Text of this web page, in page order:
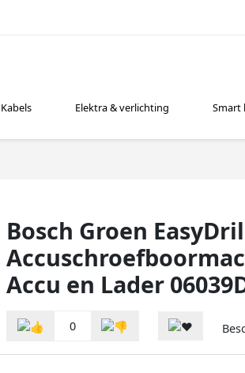
Kabels Elektra & verlichting Smart
Bosch Groen
Accu en Lader
0